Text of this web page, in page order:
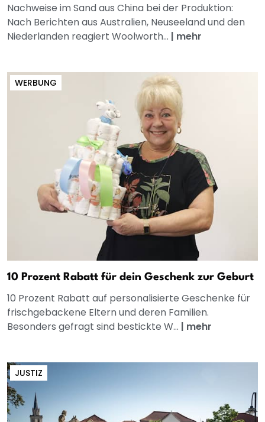
Nachweise im Sand aus China bei der Produktion:
Nach Berichten aus Australien, Neuseeland und den
Niederlanden reagiert Woolworth... | mehr
WERBUNG
10 Prozent Rabatt für dein Geschenk zur Geburt
10 Prozent Rabatt auf personalisierte Geschenke für
frischgebackene Eltern und deren Familien.
Besonders gefragt sind bestickte W... | mehr
JUSTIZ